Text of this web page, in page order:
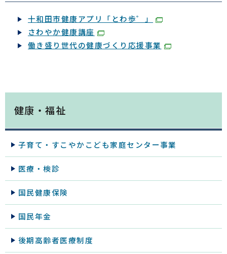
十和田市健康アプリ「とわ歩゜」
さわやか健康講座
働き盛り世代の健康づくり応援事業
健康・福祉
子育て・すこやかこども家庭センター事業
医療・検診
国民健康保険
国民年金
後期高齢者医療制度